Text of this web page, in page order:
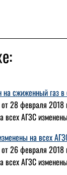
сжиженный газ в
28 февраля 2018
всех АГЗС
на всех
26 февраля 2018
всех АГЗС